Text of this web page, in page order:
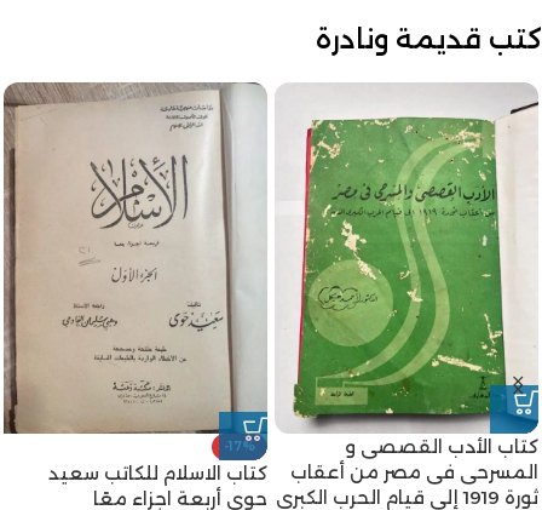
كتب قديمة ونادرة
-8%
كتاب سبل السلام للكاتب محمد
بن اسماعيل الكحلاني
-8%
كتاب مقارنة الأديان للكاتب
أحمد شلبي